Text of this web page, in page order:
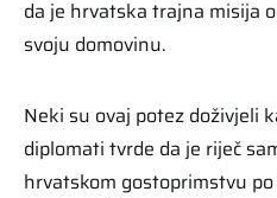
da je hrvatska trajna misija
svoju domovinu.
Neki su ovaj potez doživjeli
diplomati tvrde da je riječ
hrvatskom gostoprimstvu